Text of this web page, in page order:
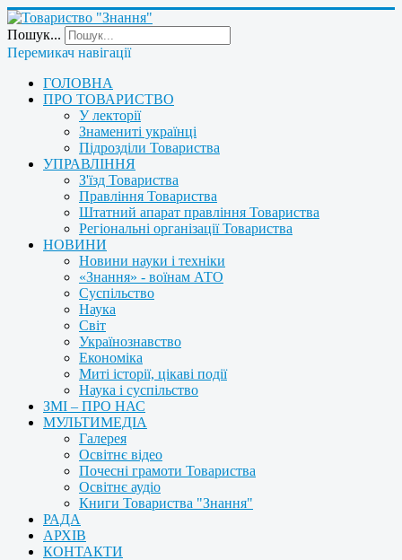
Пошук...
Перемикач навігації
ГОЛОВНА
ПРО ТОВАРИСТВО
У лекторії
Знамениті українці
Підрозділи Товариства
УПРАВЛІННЯ
З'їзд Товариства
Правління Товариства
Штатний апарат правління Товариства
Регіональні організації Товариства
НОВИНИ
Новини науки і техніки
«Знання» - воїнам АТО
Суспільство
Наука
Світ
Українознавство
Економіка
Миті історії, цікаві події
Наука і суспільство
ЗМІ – ПРО НАС
МУЛЬТИМЕДІА
Галерея
Освітнє відео
Почесні грамоти Товариства
Освітнє аудіо
Книги Товариства "Знання"
РАДА
АРХІВ
КОНТАКТИ